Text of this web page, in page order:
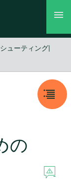
ューティング|
の